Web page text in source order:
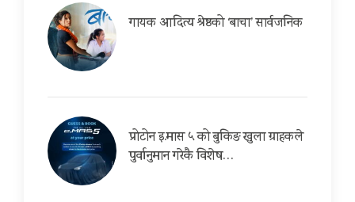
गायक आदित्य श्रेष्ठको ‘बाचा’ सार्वजनिक
प्रोटोन इ.मास ५ को बुकिङ खुला ग्राहकले
पुर्वानुमान गरेकै विशेष…